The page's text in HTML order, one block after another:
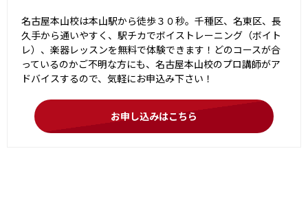
名古屋本山校は本山駅から徒歩３０秒。千種区、名東区、長
久手から通いやすく、駅チカでボイストレーニング（ボイト
レ）、楽器レッスンを無料で体験できます！どのコースが合
っているのかご不明な方にも、名古屋本山校のプロ講師がア
ドバイスするので、気軽にお申込み下さい！
お申し込みはこちら